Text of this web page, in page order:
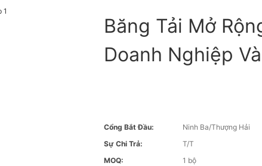
Băng Tải Mở
Doanh Nghiệp
Cổng Bắt Đầu:
Ninh Ba/Thượng Hải
Sự Chi Trả:
T/T
MOQ:
1 bộ